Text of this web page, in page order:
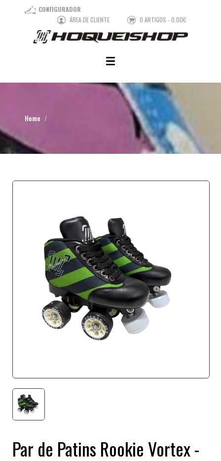
CONFIGURADOR
ÁREA DE CLIENTE
0 ARTIGOS - 0.00€
Home
Par de Patins Rookie Vortex -